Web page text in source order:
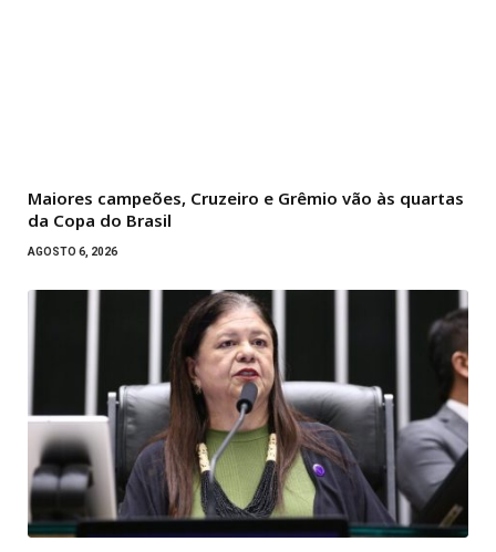
Maiores campeões, Cruzeiro e Grêmio vão às quartas
da Copa do Brasil
AGOSTO 6, 2026